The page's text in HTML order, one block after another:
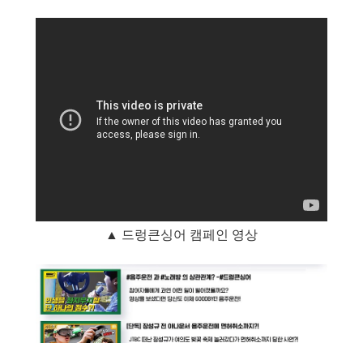
▲ 드렁큰싱어 캠페인 영상